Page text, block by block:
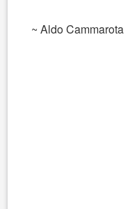
~ Aldo Cammarota